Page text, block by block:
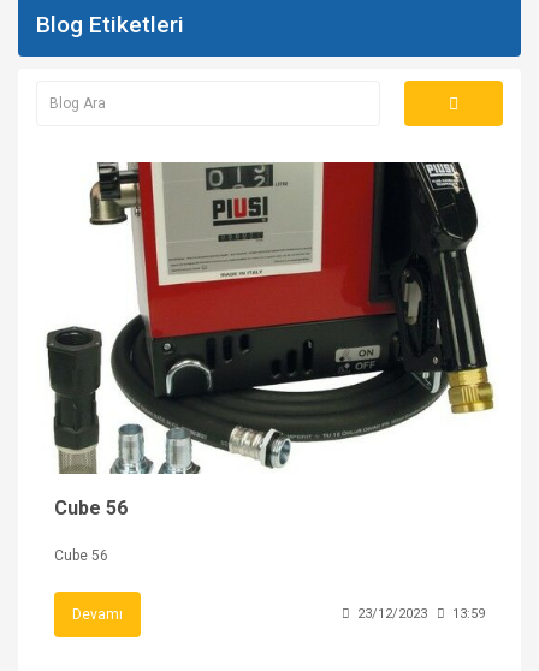
Blog Etiketleri
Cube 56
Cube 56
Devamı 23/12/2023 13:59